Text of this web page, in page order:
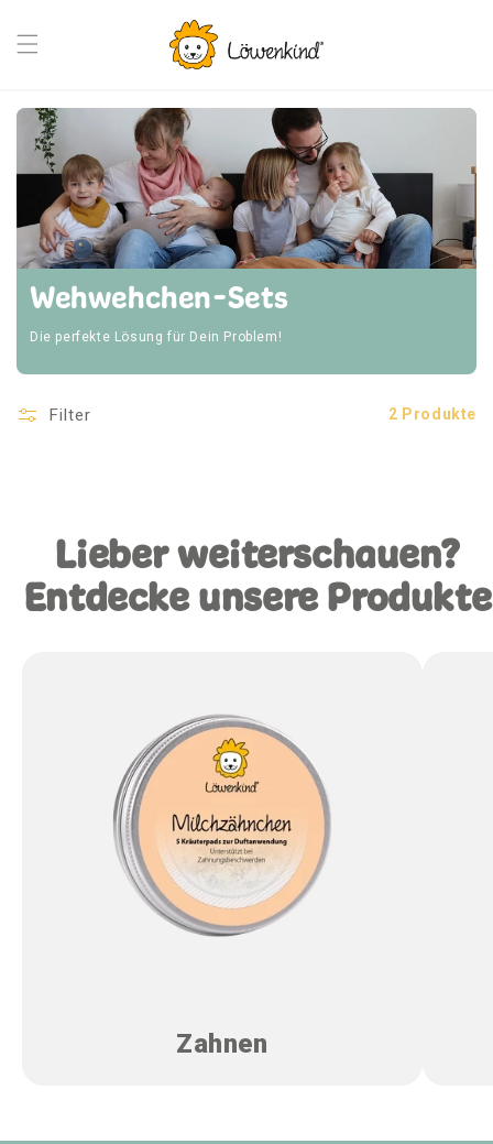
Inhalt
Wehwehchen-Sets
Die perfekte Lösung für Dein Problem!
Filter 2 Produkte
Lieber weiterschauen?
Entdecke unsere Produkte
Zahnen